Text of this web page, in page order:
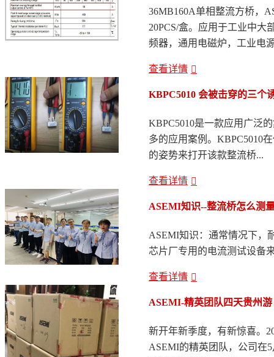
36MB160A单相整流方桥，
20PCS/盒。应用于工业中
频器，通用电磁炉，工业电
查看详情
KBPC5010 会被击穿的三个
KBPC5010是一款应用广泛
多的应用案例。KBPC5010
的姿势来打开该款整流桥...
查看详情
ASEMI知识--整流桥怎么测
ASEMI知识：通常情况下，
芯片厂专用的电流测试设备
查看详情
ASEMI-精英团队四天贵州游
新开年新季度，有新惊喜。
ASEMI的精英团队，公司在